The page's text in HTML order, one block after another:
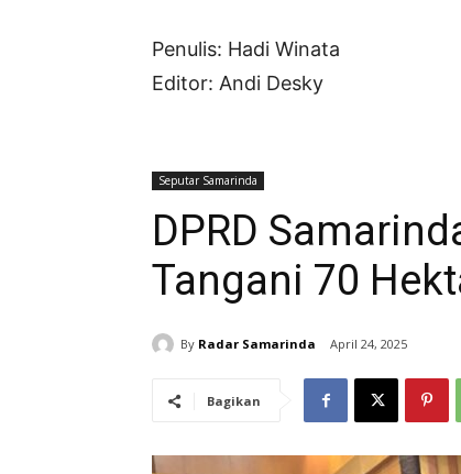
Penulis: Hadi Winata
Editor: Andi Desky